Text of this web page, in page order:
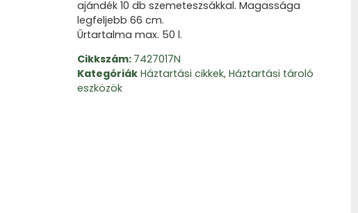
ajándék 10 db szemeteszsákkal. Magassága
legfeljebb 66 cm.
Űrtartalma max. 50 l.
Cikkszám: 7427017N
Kategóriák Háztartási cikkek,Háztartási tároló
eszközök